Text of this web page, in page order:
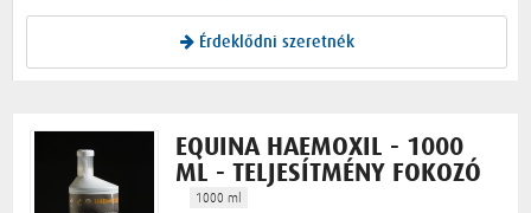
Érdeklődni szeretnék
EQUINA HAEMOXIL - 1000
ML - TELJESÍTMÉNY FOKOZÓ
1000 ml